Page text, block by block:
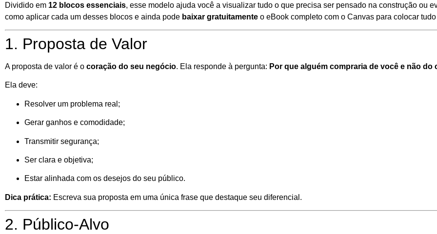
Dividido em 12 blocos essenciais, esse modelo ajuda você a visualizar tudo o que precisa ser pensado na construção ou
como aplicar cada um desses blocos e ainda pode baixar gratuitamente o eBook completo com o Canvas para colocar
1. Proposta de Valor
A proposta de valor é o coração do seu negócio. Ela responde à pergunta: Por que alguém compraria de você e não do
Ela deve:
Resolver um problema real;
Gerar ganhos e comodidade;
Transmitir segurança;
Ser clara e objetiva;
Estar alinhada com os desejos do seu público.
Dica prática: Escreva sua proposta em uma única frase que destaque seu diferencial.
2. Público-Alvo